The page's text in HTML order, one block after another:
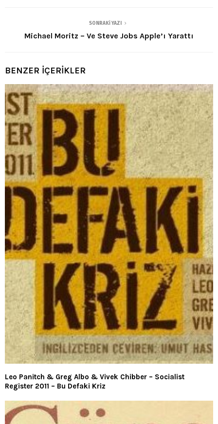
SONRAKI YAZI
Michael Moritz – Ve Steve Jobs Apple’ı Yarattı
BENZER İÇERİKLER
Leo Panitch & Greg Albo & Vivek Chibber – Socialist
Register 2011 – Bu Defaki Kriz